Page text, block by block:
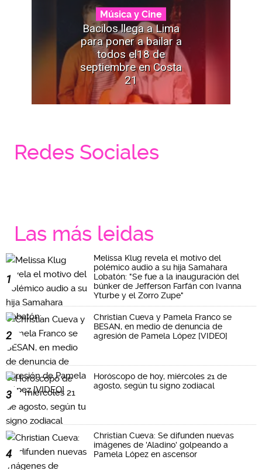
Música y Cine
Bacilos llega a Lima
para poner a bailar a
todos el18 de
septiembre en Costa
21
Redes Sociales
Las más leidas
1
Melissa Klug revela el motivo del
polémico audio a su hija Samahara
Lobatón: "Se fue a la inauguración del
búnker de Jefferson Farfán con Ivanna
Yturbe y el Zorro Zupe"
2
Christian Cueva y Pamela Franco se
BESAN, en medio de denuncia de
agresión de Pamela López [VIDEO]
3
Horóscopo de hoy, miércoles 21 de
agosto, según tu signo zodiacal
4
Christian Cueva: Se difunden nuevas
imágenes de 'Aladino' golpeando a
Pamela López en ascensor